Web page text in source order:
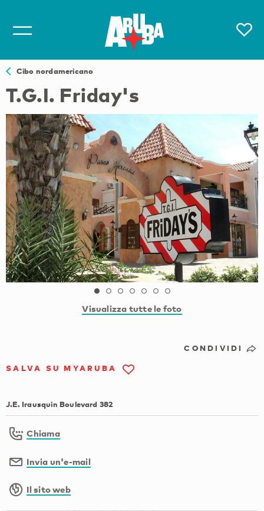
Cibo nordamericano
T.G.I. Friday's
Visualizza tutte le foto
CONDIVIDI
SALVA SU MYARUBA
J.E. Irausquin Boulevard 382
Chiama
Invia un'e-mail
Il sito web